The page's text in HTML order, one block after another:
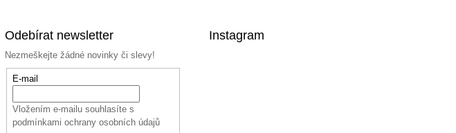
Odebírat newsletter
Nezmeškejte žádné novinky či slevy!
E-mail
Vložením e-mailu souhlasíte s
podmínkami ochrany osobních údajů
Instagram